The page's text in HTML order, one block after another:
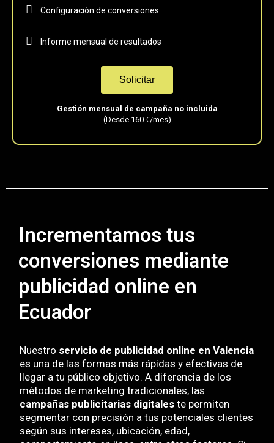
Configuración de conversiones
Informe mensual de resultados
Solicitar
Gestión mensual de campaña no incluida
(Desde 160 €/mes)
Incrementamos tus
conversiones mediante
publicidad online en
Ecuador
Nuestro servicio de publicidad online en Valencia
es una de las formas más rápidas y efectivas de
llegar a tu público objetivo. A diferencia de los
métodos de marketing tradicionales, las
campañas publicitarias digitales te permiten
segmentar con precisión a tus potenciales clientes
según sus intereses, ubicación, edad,